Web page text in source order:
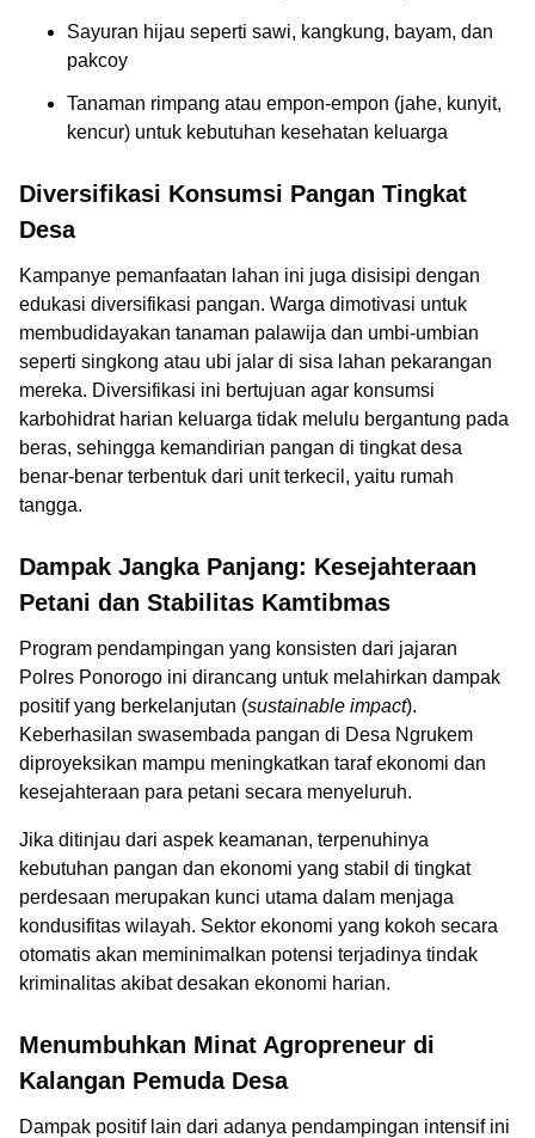
Sayuran hijau seperti sawi, kangkung, bayam, dan
pakcoy
Tanaman rimpang atau empon-empon (jahe, kunyit,
kencur) untuk kebutuhan kesehatan keluarga
Diversifikasi Konsumsi Pangan Tingkat
Desa
Kampanye pemanfaatan lahan ini juga disisipi dengan
edukasi diversifikasi pangan. Warga dimotivasi untuk
membudidayakan tanaman palawija dan umbi-umbian
seperti singkong atau ubi jalar di sisa lahan pekarangan
mereka. Diversifikasi ini bertujuan agar konsumsi
karbohidrat harian keluarga tidak melulu bergantung pada
beras, sehingga kemandirian pangan di tingkat desa
benar-benar terbentuk dari unit terkecil, yaitu rumah
tangga.
Dampak Jangka Panjang: Kesejahteraan
Petani dan Stabilitas Kamtibmas
Program pendampingan yang konsisten dari jajaran
Polres Ponorogo ini dirancang untuk melahirkan dampak
positif yang berkelanjutan (sustainable impact).
Keberhasilan swasembada pangan di Desa Ngrukem
diproyeksikan mampu meningkatkan taraf ekonomi dan
kesejahteraan para petani secara menyeluruh.
Jika ditinjau dari aspek keamanan, terpenuhinya
kebutuhan pangan dan ekonomi yang stabil di tingkat
perdesaan merupakan kunci utama dalam menjaga
kondusifitas wilayah. Sektor ekonomi yang kokoh secara
otomatis akan meminimalkan potensi terjadinya tindak
kriminalitas akibat desakan ekonomi harian.
Menumbuhkan Minat Agropreneur di
Kalangan Pemuda Desa
Dampak positif lain dari adanya pendampingan intensif ini